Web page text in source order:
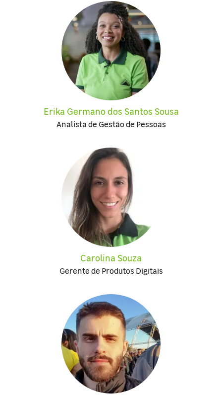
Erika Germano dos Santos Sousa
Analista de Gestão de Pessoas
Carolina Souza
Gerente de Produtos Digitais